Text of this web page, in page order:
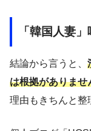
「韓国人妻
結論から言うと、
は根拠がありませ
理由もきちんと整